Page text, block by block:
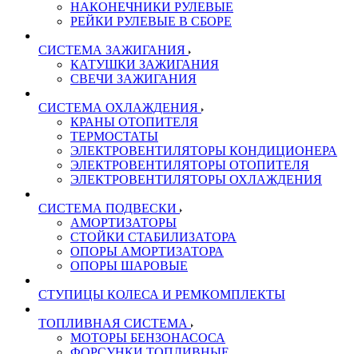
НАКОНЕЧНИКИ РУЛЕВЫЕ
РЕЙКИ РУЛЕВЫЕ В СБОРЕ
СИСТЕМА ЗАЖИГАНИЯ
КАТУШКИ ЗАЖИГАНИЯ
СВЕЧИ ЗАЖИГАНИЯ
СИСТЕМА ОХЛАЖДЕНИЯ
КРАНЫ ОТОПИТЕЛЯ
ТЕРМОСТАТЫ
ЭЛЕКТРОВЕНТИЛЯТОРЫ КОНДИЦИОНЕРА
ЭЛЕКТРОВЕНТИЛЯТОРЫ ОТОПИТЕЛЯ
ЭЛЕКТРОВЕНТИЛЯТОРЫ ОХЛАЖДЕНИЯ
СИСТЕМА ПОДВЕСКИ
АМОРТИЗАТОРЫ
СТОЙКИ СТАБИЛИЗАТОРА
ОПОРЫ АМОРТИЗАТОРА
ОПОРЫ ШАРОВЫЕ
СТУПИЦЫ КОЛЕСА И РЕМКОМПЛЕКТЫ
ТОПЛИВНАЯ СИСТЕМА
МОТОРЫ БЕНЗОНАСОСА